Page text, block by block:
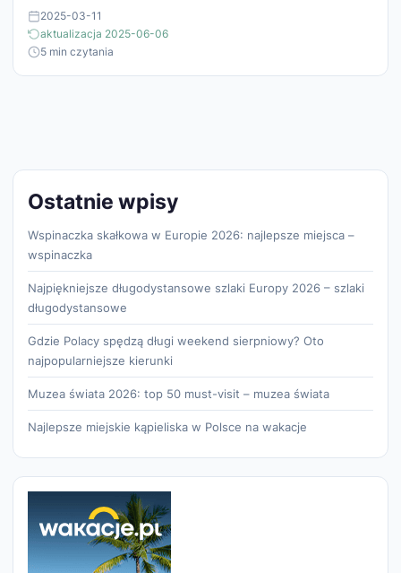
2025-03-11
aktualizacja 2025-06-06
5 min czytania
Ostatnie wpisy
Wspinaczka skałkowa w Europie 2026: najlepsze miejsca –
wspinaczka
Najpiękniejsze długodystansowe szlaki Europy 2026 – szlaki
długodystansowe
Gdzie Polacy spędzą długi weekend sierpniowy? Oto
najpopularniejsze kierunki
Muzea świata 2026: top 50 must-visit – muzea świata
Najlepsze miejskie kąpieliska w Polsce na wakacje